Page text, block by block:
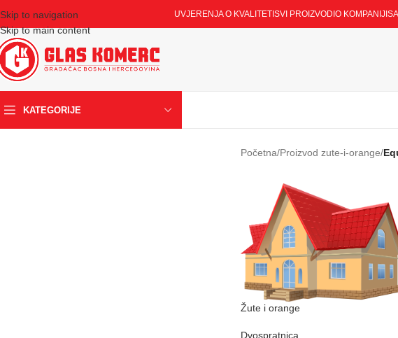
Skip to navigation
Skip to main content
UVJERENJA O KVALITETI SVI PROIZVODI O KOMPANIJI
KATEGORIJE
Početna/Proizvod zute-i-orange/
Žute i orange
Dvospratnica